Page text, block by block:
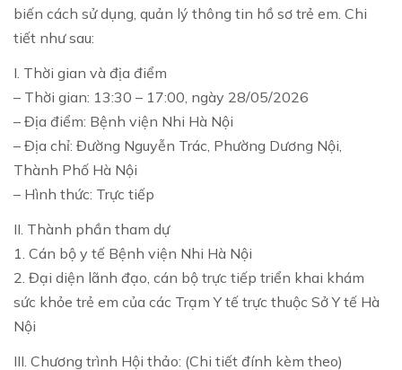
biến cách sử dụng, quản lý thông tin hồ sơ trẻ em. Chi
tiết như sau:
I. Thời gian và địa điểm
– Thời gian: 13:30 – 17:00, ngày 28/05/2026
– Địa điểm: Bệnh viện Nhi Hà Nội
– Địa chỉ: Đường Nguyễn Trác, Phường Dương Nội,
Thành Phố Hà Nội
– Hình thức: Trực tiếp
II. Thành phần tham dự
1. Cán bộ y tế Bệnh viện Nhi Hà Nội
2. Đại diện lãnh đạo, cán bộ trực tiếp triển khai khám
sức khỏe trẻ em của các Trạm Y tế trực thuộc Sở Y tế Hà
Nội
III. Chương trình Hội thảo: (Chi tiết đính kèm theo)